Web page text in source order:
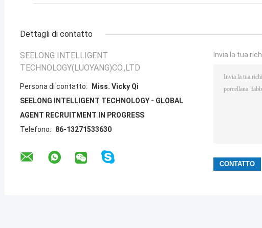
Dettagli di contatto
SEELONG INTELLIGENT
TECHNOLOGY(LUOYANG)CO.,LTD
Persona di contatto:
Miss. Vicky Qi
SEELONG INTELLIGENT TECHNOLOGY - GLOBAL
AGENT RECRUITMENT IN PROGRESS
Telefono:
86-13271533630
Invia la tua